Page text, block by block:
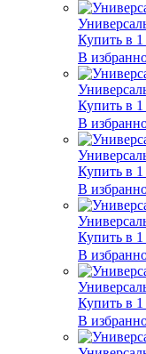
Купить в
В
Купить в
В
Купить в
В
Купить в
В
Купить в
В